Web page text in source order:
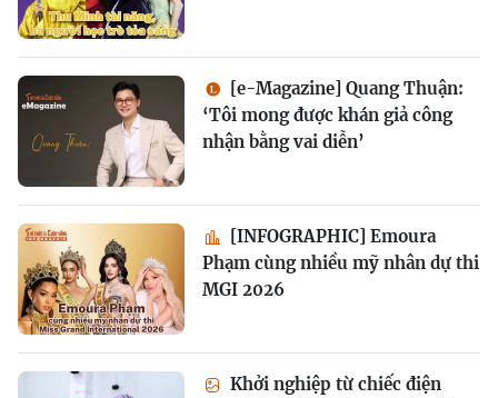
[e-Magazine] Quang Thuận:
‘Tôi mong được khán giả công
nhận bằng vai diễn’
[INFOGRAPHIC] Emoura
Phạm cùng nhiều mỹ nhân dự thi
MGI 2026
Khởi nghiệp từ chiếc điện